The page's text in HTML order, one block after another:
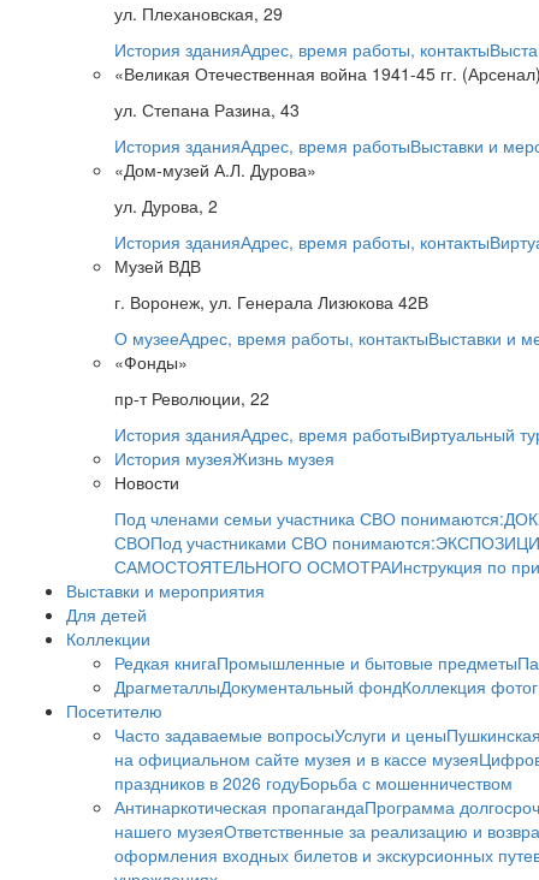
ул. Плехановская, 29
История зданияАдрес, время работы, контакты
«Великая Отечественная война 1941-45 гг.
ул. Степана Разина, 43
История зданияАдрес, время работыВыставки и
«Дом-музей А.Л. Дурова»
ул. Дурова, 2
История зданияАдрес, время работы, контакты
Музей ВДВ
г. Воронеж, ул. Генерала Лизюкова 42В
О музееАдрес, время работы, контактыВыставки и
«Фонды»
пр-т Революции, 22
История зданияАдрес, время работыВиртуальный
История музеяЖизнь музея
Новости
Под членами семьи участника СВО понимаются:
СВОПод участниками СВО понимаются:
САМОСТОЯТЕЛЬНОГО ОСМОТРАИнструкция по
Выставки и мероприятия
Для детей
Коллекции
Редкая книгаПромышленные и бытовые предметы
ДрагметаллыДокументальный фондКоллекция
Посетителю
Часто задаваемые вопросыУслуги и цены
на официальном сайте музея и в кассе музея
праздников в 2026 годуБорьба с мошенничеством
Антинаркотическая пропагандаПрограмма
нашего музеяОтветственные за реализацию и
оформления входных билетов и экскурсионных